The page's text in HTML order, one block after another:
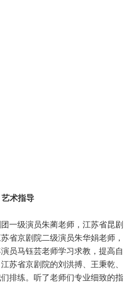
艺术指导
一级演员朱蔺老师，江苏省昆剧
省京剧院二级演员朱华娟老师，
员马钰芸老师学习求教，提高自
苏省京剧院的刘洪搏、王秉乾、
排练。听了老师们专业细致的指